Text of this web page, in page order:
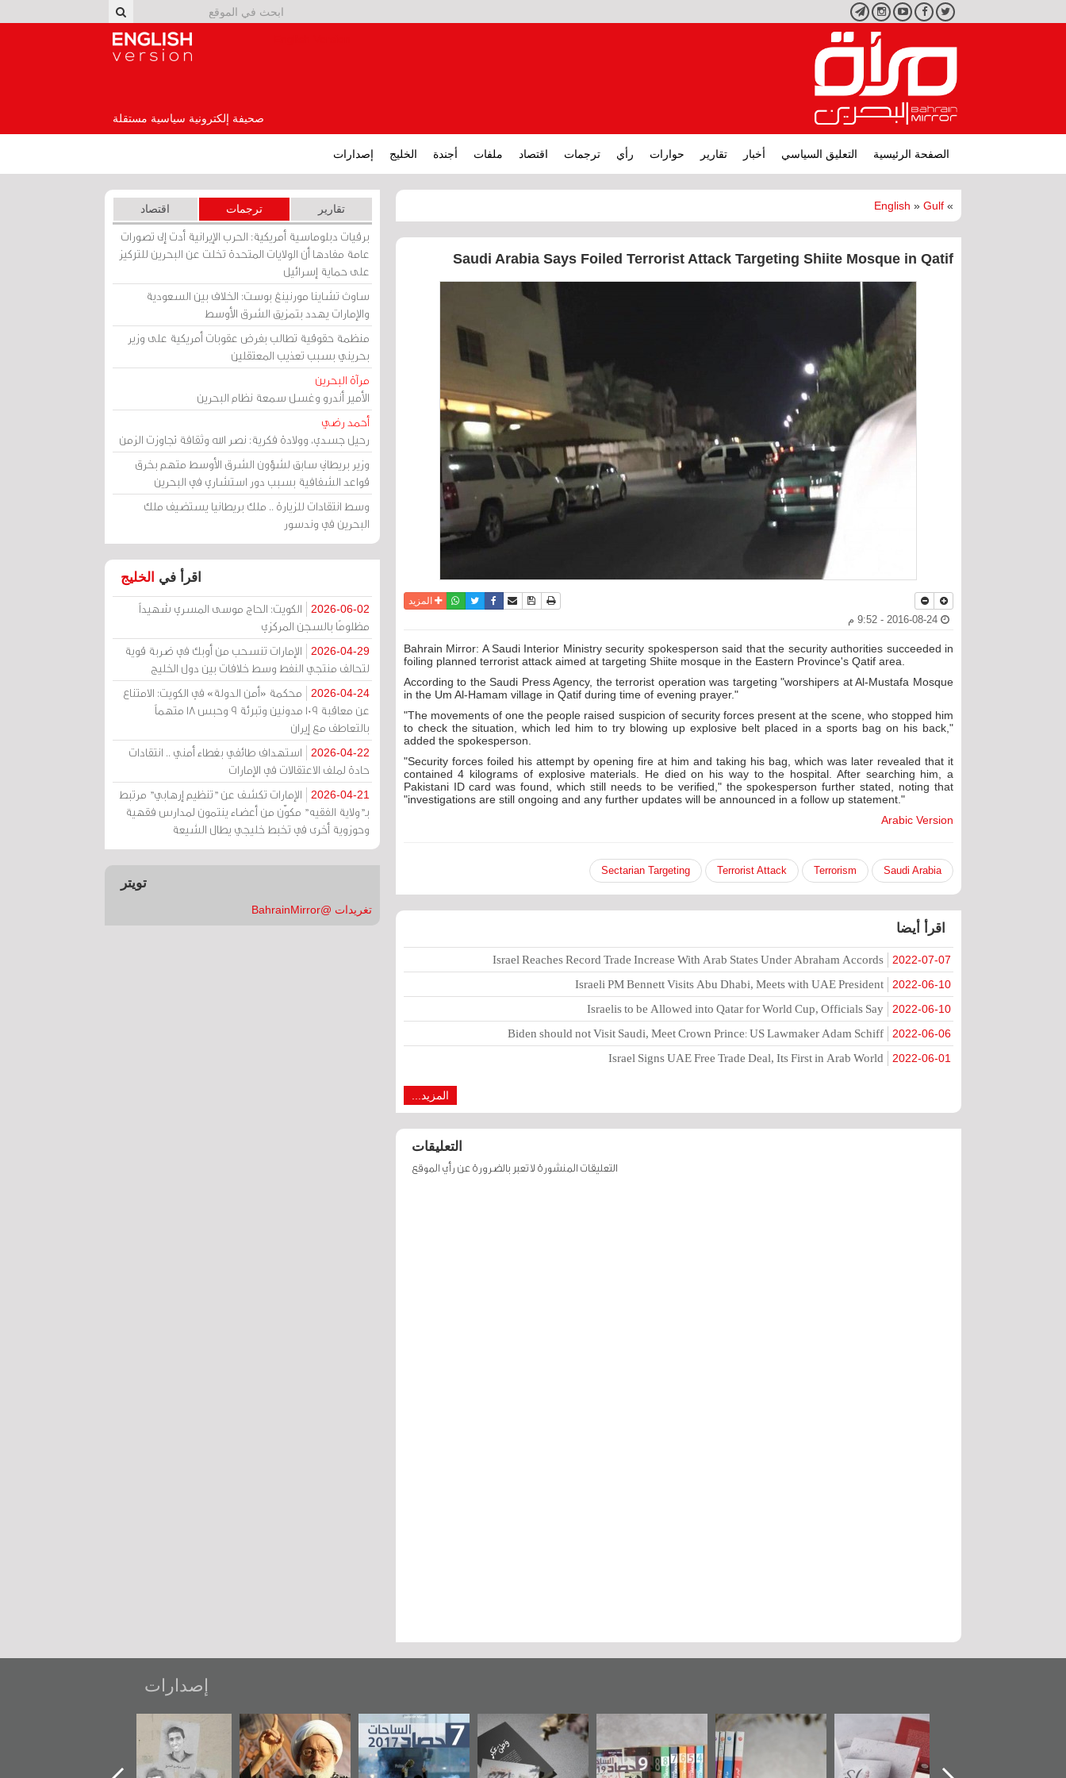
تويتر فيسبوكيوتيوبانستجرامتليجرام
صحيفة إلكترونية سياسية مستقلة
الصفحة الرئيسية التعليق السياسي أخبار تقارير حوارات رأي ترجمات اقتصاد ملفات أجندة الخليج إصدارات
»
English » Gulf
Saudi Arabia Says Foiled Terrorist Attack Targeting Shiite Mosque in Qatif
نسخة للطباعة
حفظ الموضوع
أرسل الى صديق
فيسبوكتويترواتسابالمزيد
Bahrain Mirror: A Saudi Interior Ministry security spokesperson said that the security authorities succeeded in
foiling planned terrorist attack aimed at targeting Shiite mosque in the Eastern Province's Qatif area.
According to the Saudi Press Agency, the terrorist operation was targeting "worshipers at Al-Mustafa Mosque
in the Um Al-Hamam village in Qatif during time of evening prayer."
"The movements of one the people raised suspicion of security forces present at the scene, who stopped him
to check the situation, which led him to try blowing up explosive belt placed in a sports bag on his back,"
added the spokesperson.
"Security forces foiled his attempt by opening fire at him and taking his bag, which was later revealed that it
contained 4 kilograms of explosive materials. He died on his way to the hospital. After searching him, a
Pakistani ID card was found, which still needs to be verified," the spokesperson further stated, noting that
"investigations are still ongoing and any further updates will be announced in a follow up statement."
Arabic Version
Saudi Arabia
Terrorism
Terrorist Attack
Sectarian Targeting
اقرأ أيضا
2022-07-07
Israel Reaches Record Trade Increase With Arab States Under Abraham Accords
2022-06-10
Israeli PM Bennett Visits Abu Dhabi, Meets with UAE President
2022-06-10
Israelis to be Allowed into Qatar for World Cup, Officials Say
2022-06-06
Biden should not Visit Saudi, Meet Crown Prince: US Lawmaker Adam Schiff
2022-06-01
Israel Signs UAE Free Trade Deal, Its First in Arab World
المزيد...
التعليقات
التعليقات المنشورة لا تعبر بالضرورة عن رأي الموقع
تقارير ترجمات اقتصاد
برقيات دبلوماسية أمريكية: الحرب الإيرانية أدت إلى تصورات
عامة مفادها أن الولايات المتحدة تخلت عن البحرين للتركيز
على حماية إسرائيل
ساوث تشاينا مورنينغ بوست: الخلاف بين السعودية
والإمارات يهدد بتمزيق الشرق الأوسط
منظمة حقوقية تطالب بفرض عقوبات أمريكية على وزير
بحريني بسبب تعذيب المعتقلين
مرآة البحرين
الأمير أندرو وغسل سمعة نظام البحرين
أحمد رضي
رحيل جسدي، وولادة فكرية: نصر الله وثقافة تجاوزت الزمن
وزير بريطاني سابق لشؤون الشرق الأوسط متهم بخرق
قواعد الشفافية بسبب دور استشاري في البحرين
وسط انتقادات للزيارة .. ملك بريطانيا يستضيف ملك
البحرين في وندسور
اقرأ في الخليج
2026-06-02
الكويت: الحاج موسى المسري شهيداً
مظلومًا بالسجن المركزي
2026-04-29
الإمارات تنسحب من أوبك في ضربة قوية
لتحالف منتجي النفط وسط خلافات بين دول الخليج
2026-04-24
محكمة «أمن الدولة» في الكويت: الامتناع
عن معاقبة 109 مدونين وتبرئة 9 وحبس 18 متهماً
بالتعاطف مع إيران
2026-04-22
استهداف طائفي بغطاء أمني .. انتقادات
حادة لملف الاعتقالات في الإمارات
2026-04-21
الإمارات تكشف عن "تنظيم إرهابي" مرتبط
بـ"ولاية الفقيه" مكوّن من أعضاء ينتمون لمدارس فقهية
وحوزوية أخرى في تخبط خليجي يطال الشيعة
تويتر
تغريدات @BahrainMirror
إصدارات
"حماة الباب الأخير":
الإصدار الأول عن
اعتصام الدراز
تصنيف موضوعي
للوثائق البريطانية
يقدمه «مركز أوال»
تصدر حصاد
الساحات 2019
«وطن عكر» رواية
جديدة لمعتقل
عسكري تصدر عن
حصاد 2017
عاشوراء البحرين...
ويكيليكس السفارة
الأمريكية
شهداء وطن